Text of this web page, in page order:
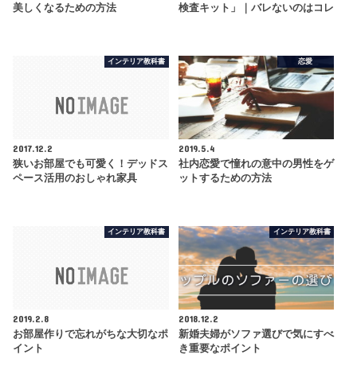
美しくなるための方法
検査キット」｜バレないのはコレ
インテリア教科書
2017.12.2
狭いお部屋でも可愛く！デッドス
ペース活用のおしゃれ家具
恋愛
2019.5.4
社内恋愛で憧れの意中の男性をゲ
ットするための方法
インテリア教科書
2019.2.8
お部屋作りで忘れがちな大切なポ
イント
インテリア教科書
2018.12.2
新婚夫婦がソファ選びで気にすべ
き重要なポイント